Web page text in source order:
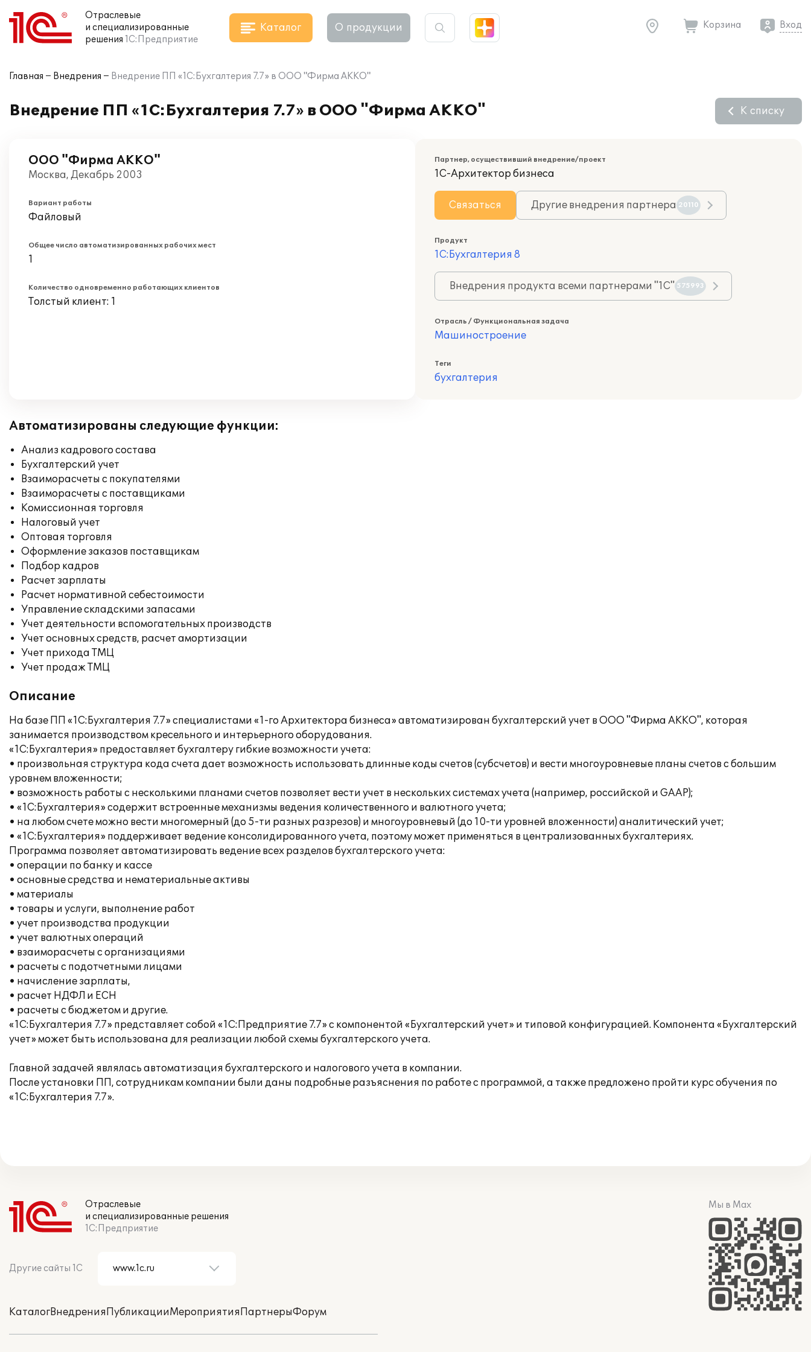
Отраслевые
и специализированные
решения 1С:Предприятие
Каталог О продукции Корзина Вход
Главная Внедрения Внедрение ПП «1С:Бухгалтерия 7.7» в ООО "Фирма АККО"
Внедрение ПП «1С:Бухгалтерия 7.7» в ООО "Фирма АККО" К списку
ООО "Фирма АККО"
Москва, Декабрь 2003
Вариант работы
Файловый
Общее число автоматизированных рабочих мест
1
Количество одновременно работающих клиентов
Толстый клиент: 1
Партнер, осуществивший внедрение/проект
1С-Архитектор бизнеса
Связаться Другие внедрения партнера 20110
Продукт
1С:Бухгалтерия 8
Внедрения продукта всеми партнерами "1С" 575993
Отрасль / Функциональная задача
Машиностроение
Теги
бухгалтерия
Автоматизированы следующие функции:
Анализ кадрового состава
Бухгалтерский учет
Взаиморасчеты с покупателями
Взаиморасчеты с поставщиками
Комиссионная торговля
Налоговый учет
Оптовая торговля
Оформление заказов поставщикам
Подбор кадров
Расчет зарплаты
Расчет нормативной себестоимости
Управление складскими запасами
Учет деятельности вспомогательных производств
Учет основных средств, расчет амортизации
Учет прихода ТМЦ
Учет продаж ТМЦ
Описание
На базе ПП «1С:Бухгалтерия 7.7» специалистами «1-го Архитектора бизнеса» автоматизирован бухгалтерский учет в ООО "Фирма АККО", которая
занимается производством кресельного и интерьерного оборудования.
«1С:Бухгалтерия» предоставляет бухгалтеру гибкие возможности учета:
• произвольная структура кода счета дает возможность использовать длинные коды счетов (субсчетов) и вести многоуровневые планы счетов с большим
уровнем вложенности;
• возможность работы с несколькими планами счетов позволяет вести учет в нескольких системах учета (например, российской и GAAP);
• «1С:Бухгалтерия» содержит встроенные механизмы ведения количественного и валютного учета;
• на любом счете можно вести многомерный (до 5-ти разных разрезов) и многоуровневый (до 10-ти уровней вложенности) аналитический учет;
• «1С:Бухгалтерия» поддерживает ведение консолидированного учета, поэтому может применяться в централизованных бухгалтериях.
Программа позволяет автоматизировать ведение всех разделов бухгалтерского учета:
• операции по банку и кассе
• основные средства и нематериальные активы
• материалы
• товары и услуги, выполнение работ
• учет производства продукции
• учет валютных операций
• взаиморасчеты с организациями
• расчеты с подотчетными лицами
• начисление зарплаты,
• расчет НДФЛ и ЕСН
• расчеты с бюджетом и другие.
«1С:Бухгалтерия 7.7» представляет собой «1С:Предприятие 7.7» с компонентой «Бухгалтерский учет» и типовой конфигурацией. Компонента «Бухгалтерский
учет» может быть использована для реализации любой схемы бухгалтерского учета.
Главной задачей являлась автоматизация бухгалтерского и налогового учета в компании.
После установки ПП, сотрудникам компании были даны подробные разъяснения по работе с программой, а также предложено пройти курс обучения по
«1С:Бухгалтерия 7.7».
Отраслевые
и специализированные решения
1С:Предприятие
Другие сайты 1С
КаталогВнедренияПубликацииМероприятияПартнерыФорум
Мы в Max